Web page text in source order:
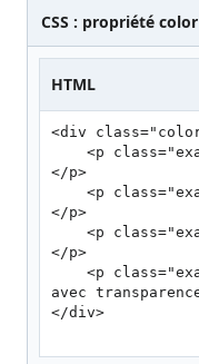
CSS : propriété color
HTML